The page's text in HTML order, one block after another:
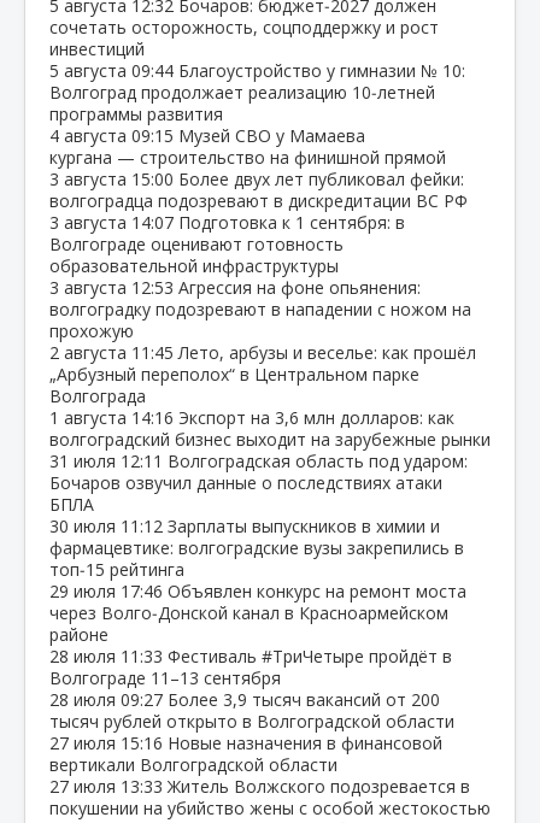
5 августа 12:32 Бочаров: бюджет‑2027 должен
сочетать осторожность, соцподдержку и рост
инвестиций
5 августа 09:44 Благоустройство у гимназии № 10:
Волгоград продолжает реализацию 10‑летней
программы развития
4 августа 09:15 Музей СВО у Мамаева
кургана — строительство на финишной прямой
3 августа 15:00 Более двух лет публиковал фейки:
волгоградца подозревают в дискредитации ВС РФ
3 августа 14:07 Подготовка к 1 сентября: в
Волгограде оценивают готовность
образовательной инфраструктуры
3 августа 12:53 Агрессия на фоне опьянения:
волгоградку подозревают в нападении с ножом на
прохожую
2 августа 11:45Лето, арбузы и веселье: как прошёл
„Арбузный переполох“ в Центральном парке
Волгограда
1 августа 14:16 Экспорт на 3,6 млн долларов: как
волгоградский бизнес выходит на зарубежные рынки
31 июля 12:11 Волгоградская область под ударом:
Бочаров озвучил данные о последствиях атаки
БПЛА
30 июля 11:12 Зарплаты выпускников в химии и
фармацевтике: волгоградские вузы закрепились в
топ‑15 рейтинга
29 июля 17:46 Объявлен конкурс на ремонт моста
через Волго‑Донской канал в Красноармейском
районе
28 июля 11:33 Фестиваль #ТриЧетыре пройдёт в
Волгограде 11–13 сентября
28 июля 09:27 Более 3,9 тысяч вакансий от 200
тысяч рублей открыто в Волгоградской области
27 июля 15:16 Новые назначения в финансовой
вертикали Волгоградской области
27 июля 13:33Житель Волжского подозревается в
покушении на убийство жены с особой жестокостью